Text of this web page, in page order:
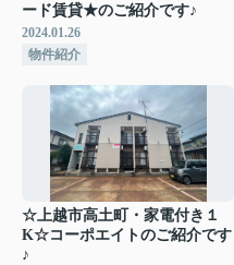
ード賃貸★のご紹介です♪
2024.01.26
物件紹介
☆上越市高土町・家電付き１
K☆コーポエイトのご紹介です
♪